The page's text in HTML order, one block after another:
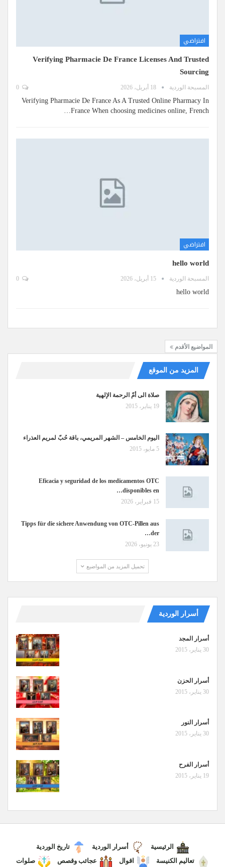
افتراضي
Verifying Pharmacie De France Licenses And Trusted
Sourcing
المسبحة الوردية 18 أبريل، 2026
Verifying Pharmacie De France As A Trusted Online Pharmacy In
France When choosing medicines online, French…
افتراضي
hello world
المسبحة الوردية 15 أبريل، 2026
hello world
المواضيع الأقدم
المزيد من الموقع
صلاة الى أمّ الرحمة الإلهية
19 يناير، 2015
اليوم الخامس – الشهر المريمي، باقة حُبّ لمريم العذراء
5 مايو، 2015
Eficacia y seguridad de los medicamentos OTC
disponibles en…
15 فبراير، 2026
Tipps für die sichere Anwendung von OTC-Pillen aus
der…
23 يونيو، 2026
تحميل المزيد من المواضيع
أسرار الوردية
أسرار المجد
30 يناير، 2015
أسرار الحزن
30 يناير، 2015
أسرار النور
30 يناير، 2015
أسرار الفرح
19 يناير، 2015
الرئيسية أسرار الوردية
تاريخ الوردية
تعاليم الكنيسة
اقوال عجائب وقصص صلوات